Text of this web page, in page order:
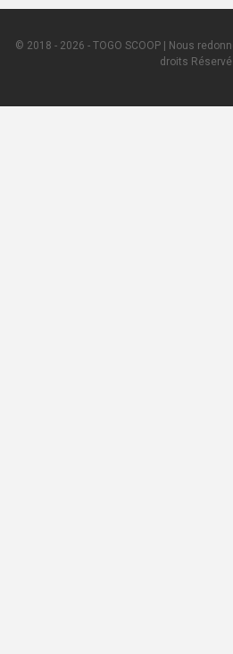
© 2018 - 2026 - TOGO SCOOP | Nous
droits